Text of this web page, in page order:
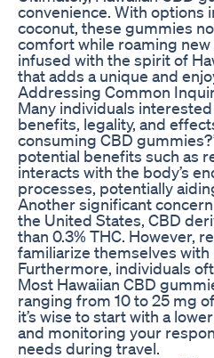
convenience. With options
coconut, these gummies
comfort while roaming
infused with the spirit of
that adds a unique and
Addressing Common
Many individuals
benefits, legality, and
consuming CBD
potential benefits such as
interacts with the body’s
processes, potentially
Another significant
the United States, CBD
than 0.3% THC. However,
familiarize themselves
Furthermore, individuals
Most Hawaiian CBD
ranging from 10 to 25 mg
it’s wise to start with a
and monitoring your
needs during travel.